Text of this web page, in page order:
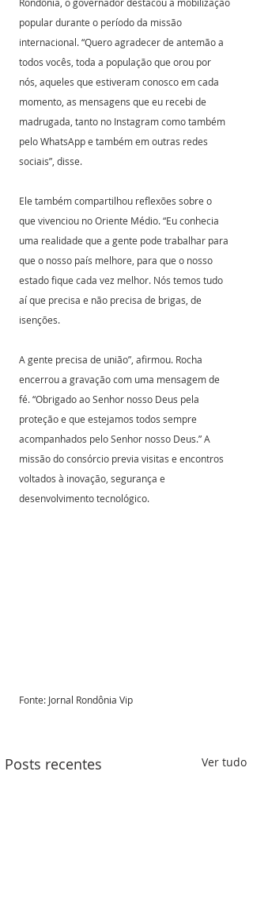
popular durante o período da missão
internacional. “Quero agradecer de antemão a
todos vocês, toda a população que orou por
nós, aqueles que estiveram conosco em cada
momento, as mensagens que eu recebi de
madrugada, tanto no Instagram como também
pelo WhatsApp e também em outras redes
sociais”, disse.
Ele também compartilhou reflexões sobre o
que vivenciou no Oriente Médio. “Eu conhecia
uma realidade que a gente pode trabalhar para
que o nosso país melhore, para que o nosso
estado fique cada vez melhor. Nós temos tudo
aí que precisa e não precisa de brigas, de
isenções.
A gente precisa de união”, afirmou. Rocha
encerrou a gravação com uma mensagem de
fé. “Obrigado ao Senhor nosso Deus pela
proteção e que estejamos todos sempre
acompanhados pelo Senhor nosso Deus.” A
missão do consórcio previa visitas e encontros
voltados à inovação, segurança e
desenvolvimento tecnológico.
Fonte: Jornal Rondônia Vip
Posts recentes Ver tudo